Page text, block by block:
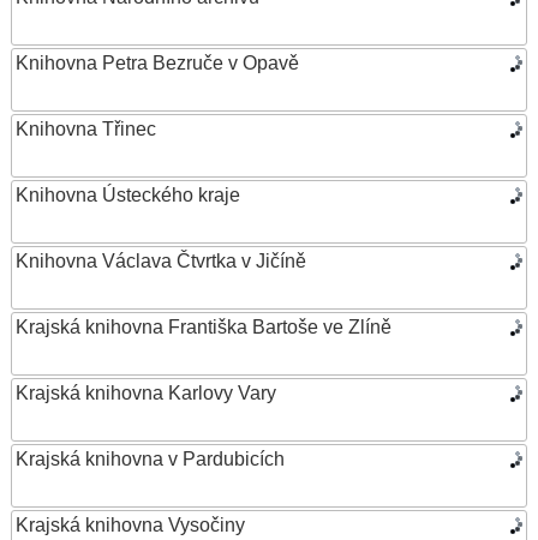
Knihovna Petra Bezruče v Opavě
Knihovna Třinec
Knihovna Ústeckého kraje
Knihovna Václava Čtvrtka v Jičíně
Krajská knihovna Františka Bartoše ve Zlíně
Krajská knihovna Karlovy Vary
Krajská knihovna v Pardubicích
Krajská knihovna Vysočiny